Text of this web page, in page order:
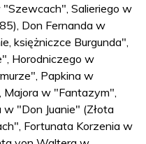
"Szewcach", Salieriego w
Don Fernanda w
księżniczce Burgunda",
Horodniczego w
Papkina w
w "Fantazym",
"Don Juanie" (Złota
Fortunata Korzenia w